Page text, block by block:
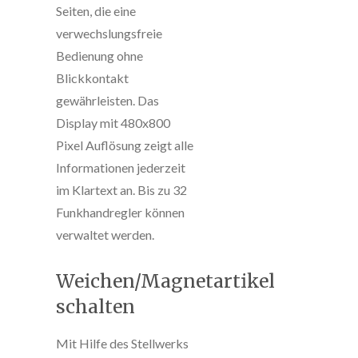
Seiten, die eine
verwechslungsfreie
Bedienung ohne
Blickkontakt
gewährleisten. Das
Display mit 480x800
Pixel Auflösung zeigt alle
Informationen jederzeit
im Klartext an. Bis zu 32
Funkhandregler können
verwaltet werden.
Weichen/Magnetartikel
schalten
Mit Hilfe des Stellwerks